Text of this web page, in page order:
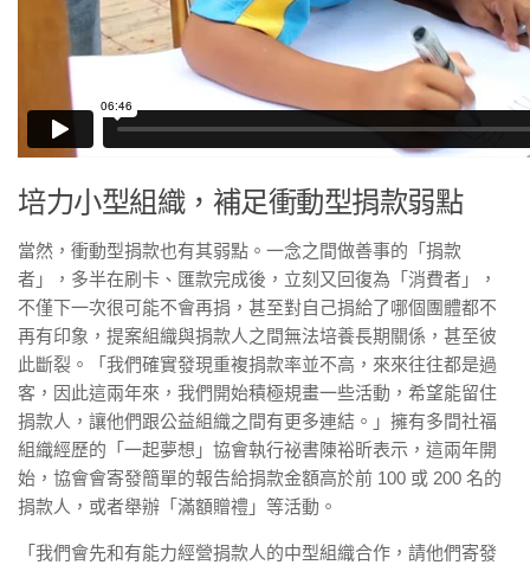
培力小型組織，補足衝動型捐款弱點
當然，衝動型捐款也有其弱點。一念之間做善事的「捐款
者」，多半在刷卡、匯款完成後，立刻又回復為「消費者」，
不僅下一次很可能不會再捐，甚至對自己捐給了哪個團體都不
再有印象，提案組織與捐款人之間無法培養長期關係，甚至彼
此斷裂。「我們確實發現重複捐款率並不高，來來往往都是過
客，因此這兩年來，我們開始積極規畫一些活動，希望能留住
捐款人，讓他們跟公益組織之間有更多連結。」擁有多間社福
組織經歷的「一起夢想」協會執行祕書陳裕昕表示，這兩年開
始，協會會寄發簡單的報告給捐款金額高於前 100 或 200 名的
捐款人，或者舉辦「滿額贈禮」等活動。
「我們會先和有能力經營捐款人的中型組織合作，請他們寄發